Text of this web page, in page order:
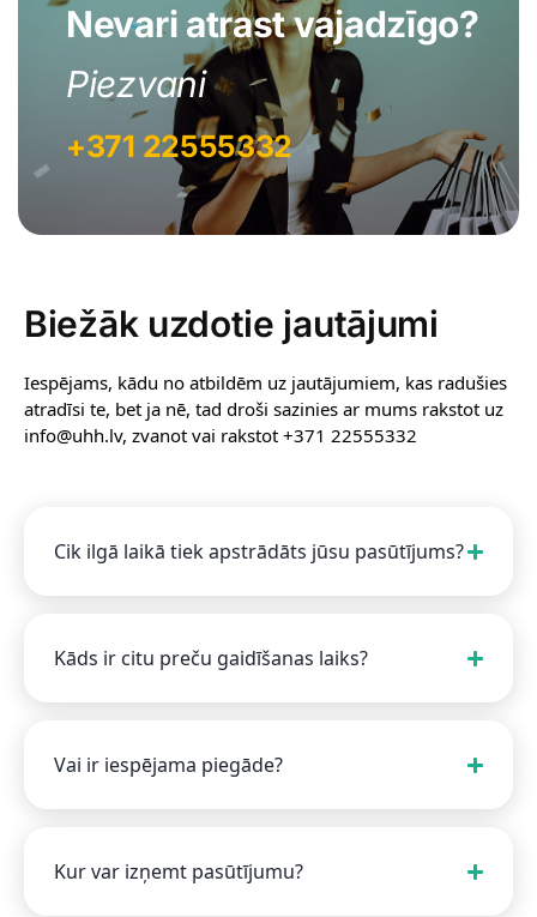
Nevari atrast vajadzīgo?
Piezvani
+371 22555332
Biežāk uzdotie jautājumi
Iespējams, kādu no atbildēm uz jautājumiem, kas radušies
atradīsi te, bet ja nē, tad droši sazinies ar mums rakstot uz
info@uhh.lv, zvanot vai rakstot +371 22555332
Cik ilgā laikā tiek apstrādāts jūsu pasūtījums?
Kāds ir citu preču gaidīšanas laiks?
Vai ir iespējama piegāde?
Kur var izņemt pasūtījumu?